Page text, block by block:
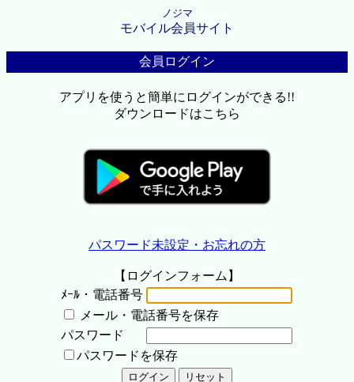
ノジマ
モバイル会員サイト
会員ログイン
アプリを使うと簡単にログインができる!!
ダウンロードはこちら
パスワード未設定・お忘れの方
【ログインフォーム】
ﾒｰﾙ・電話番号
メール・電話番号を保存
パスワード
パスワードを保存